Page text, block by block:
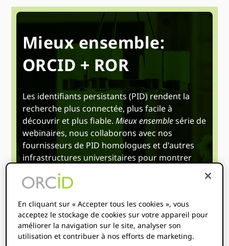
Mieux ensemble:
ORCID + ROR
Les identifiants persistants (PID) rendent la
recherche plus connectée, plus facile à
découvrir et plus fiable. Mieux ensemblesérie de
webinaires, nous collaborons avec nos
fournisseurs de PID homologues et d'autres
infrastructures universitaires pour montrer
l'écosystème de recherche.
le 16 avril 2025@ 3h00- 4h00 UTC
Heure de début où vous êtes:Votre fuseau horaire
n'a pas pu être détecté. Essayerrechargementla page.
En cliquant sur « Accepter tous les cookies », vous
acceptez le stockage de cookies sur votre appareil pour
améliorer la navigation sur le site, analyser son
utilisation et contribuer à nos efforts de marketing.